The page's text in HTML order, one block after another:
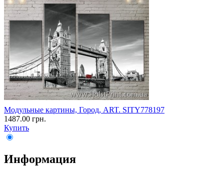
Модульные картины, Город, ART. SITY778197
1487.00 грн.
Купить
Информация